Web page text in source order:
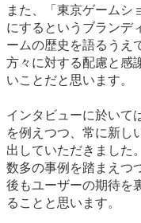
また、「東京ゲームシ
にするというブランデ
ームの歴史を語るうえ
方々に対する配慮と感
いことだと思います。
インタビューに於いて
を例えつつ、常に新し
出していただきました。
数多の事例を踏まえつ
後もユーザーの期待を
ることと思います。